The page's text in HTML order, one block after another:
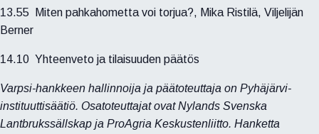
13.55 Miten pahkahometta voi torjua?, Mika Ristilä, Viljelijän
Berner
14.10 Yhteenveto ja tilaisuuden päätös
Varpsi-hankkeen hallinnoija ja päätoteuttaja on Pyhäjärvi-
instituuttisäätiö. Osatoteuttajat ovat Nylands Svenska
Lantbrukssällskap ja ProAgria Keskustenliitto. Hanketta